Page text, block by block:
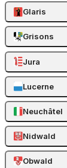
Glaris
Grisons
Jura
Lucerne
Neuchâtel
Nidwald
Obwald